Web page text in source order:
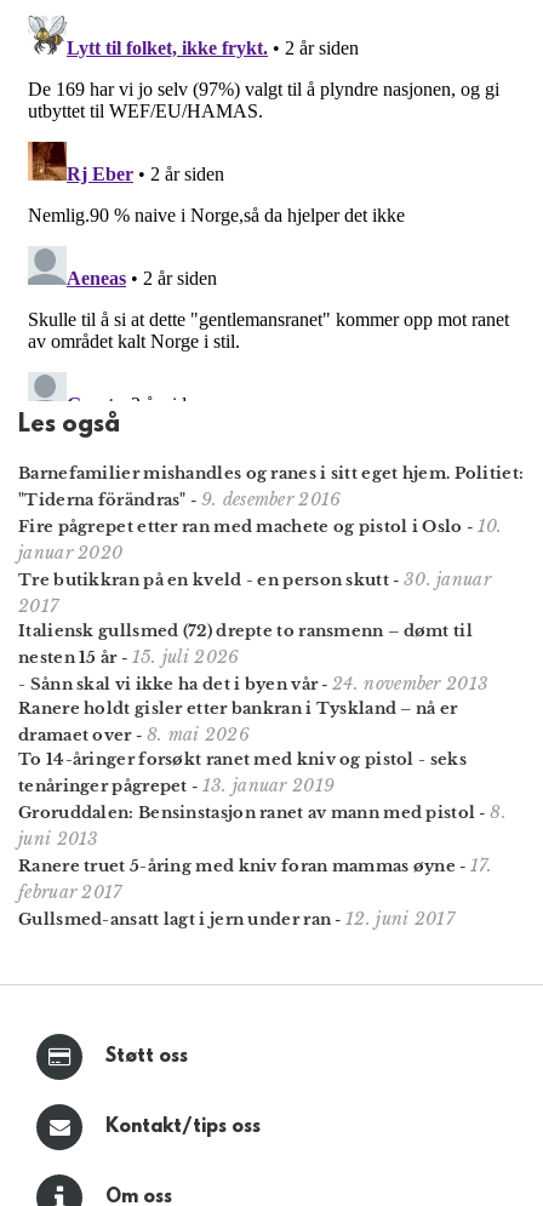
Les også
Barnefamilier mishandles og ranes i sitt eget hjem. Politiet:
"Tiderna förändras" - 9. desember 2016
Fire pågrepet etter ran med machete og pistol i Oslo - 10.
januar 2020
Tre butikkran på en kveld - en person skutt- 30. januar
2017
Italiensk gullsmed (72) drepte to ransmenn – dømt til
nesten 15 år- 15. juli 2026
- Sånn skal vi ikke ha det i byen vår-24. november 2013
Ranere holdt gisler etter bankran i Tyskland – nå er
dramaet over- 8. mai 2026
To 14-åringer forsøkt ranet med kniv og pistol - seks
tenåringer pågrepet - 13. januar 2019
Groruddalen: Bensinstasjon ranet av mann med pistol -8.
juni 2013
Ranere truet 5-åring med kniv foran mammas øyne -17.
februar 2017
Gullsmed-ansatt lagt i jern under ran-12. juni 2017
Støtt oss
Kontakt/tips oss
Om oss